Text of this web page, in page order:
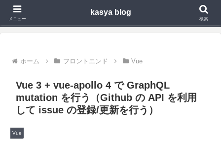
Webアプリ,モバイルアプリの開発や技術検証で得た知見を発信
ホーム フロントエンド Vue
Vue 3 + vue-apollo 4 で GraphQL
mutation を行う（Github の API を利用
して issue の登録/更新を行う）
Vue
メニュー
kasya blog
検索